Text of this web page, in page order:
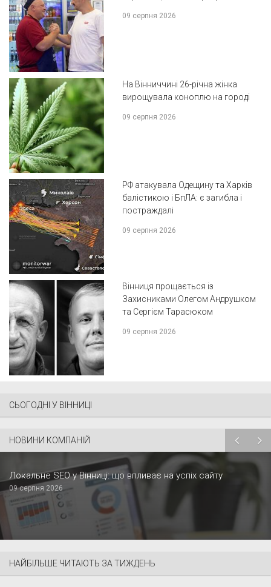
09 серпня 2026
На Вінниччині 26-річна жінка
вирощувала коноплю на городі
09 серпня 2026
РФ атакувала Одещину та Харків
балістикою і БпЛА: є загибла і
постраждалі
09 серпня 2026
Вінниця прощається із
Захисниками Олегом Андрушком
та Сергієм Тарасюком
09 серпня 2026
СЬОГОДНІ У ВІННИЦІ
НОВИНИ КОМПАНІЙ
Локальне SEO у Вінниці: що впливає на успіх сайту
09 серпня 2026
НАЙБІЛЬШЕ ЧИТАЮТЬ ЗА ТИЖДЕНЬ